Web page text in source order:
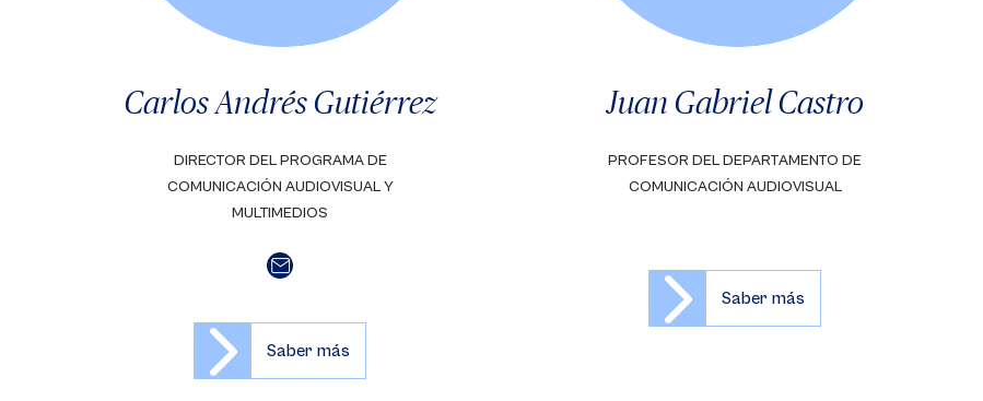
Carlos Andrés Gutiérrez
DIRECTOR DEL PROGRAMA DE
COMUNICACIÓN AUDIOVISUAL Y
MULTIMEDIOS
Saber más
Juan Gabriel Castro
PROFESOR DEL DEPARTAMENTO DE
COMUNICACIÓN AUDIOVISUAL
Saber más